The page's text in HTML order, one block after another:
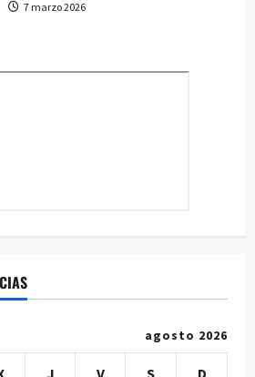
7 marzo 2026
agosto 2026